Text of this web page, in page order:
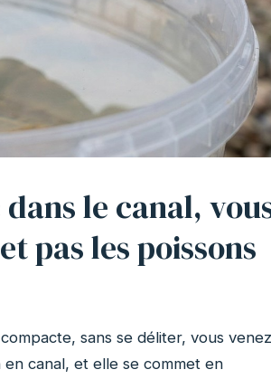
le canal,
pas les poissons
sans se déliter, vous venez
en canal, et elle se commet en